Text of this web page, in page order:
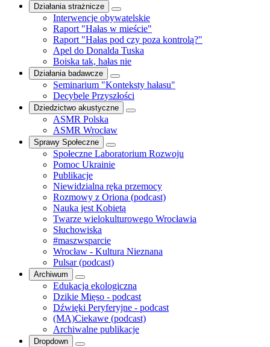
Działania strażnicze
Interwencje obywatelskie
Raport "Hałas w mieście"
Raport "Hałas pod czy poza kontrolą?"
Apel do Donalda Tuska
Boiska tak, hałas nie
Działania badawcze
Seminarium "Konteksty hałasu"
Decybele Przyszłości
Dziedzictwo akustyczne
ASMR Polska
ASMR Wrocław
Sprawy Społeczne
Społeczne Laboratorium Rozwoju
Pomoc Ukrainie
Publikacje
Niewidzialna ręka przemocy
Rozmowy z Oriona (podcast)
Nauka jest Kobietą
Twarze wielokulturowego Wrocławia
Słuchowiska
#maszwsparcie
Wrocław - Kultura Nieznana
Pulsar (podcast)
Archiwum
Edukacja ekologiczna
Dzikie Mięso - podcast
Dźwięki Peryferyjne - podcast
(MA)Ciekawe (podcast)
Archiwalne publikacje
Dropdown